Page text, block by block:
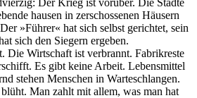
hausen in zerschossenen Häusern
»Führer« hat sich selbst gerichtet, sein
sich den Siegern ergeben.
Die Wirtschaft ist verbrannt. Fabrikreste
Es gibt keine Arbeit. Lebensmittel
stehen Menschen in Warteschlangen.
Man zahlt mit allem, was man hat